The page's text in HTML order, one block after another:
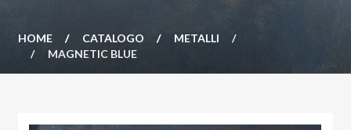
HOME CATALOGO
METALLI
MAGNETIC BLUE